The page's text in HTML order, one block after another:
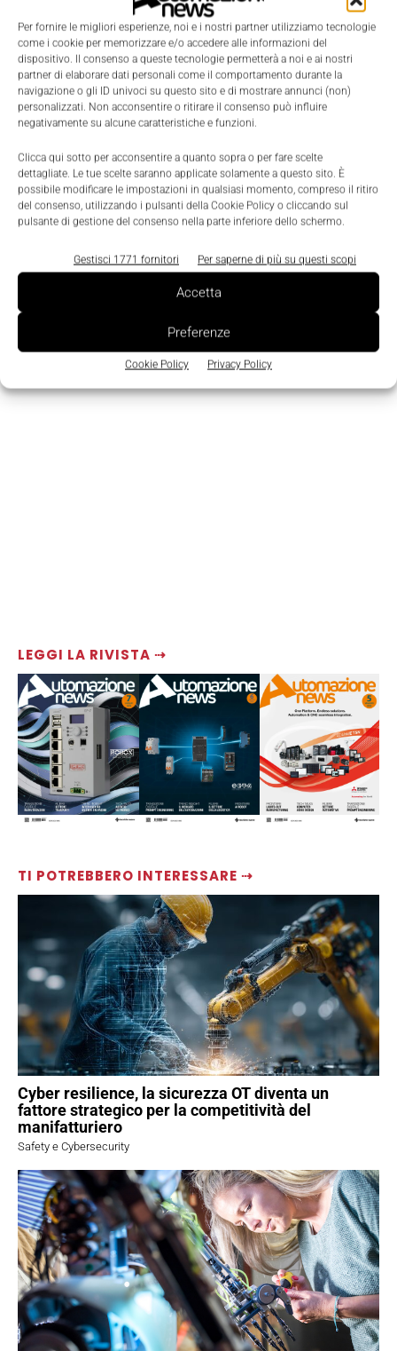
Per fornire le migliori esperienze, noi e i nostri partner utilizziamo tecnologie
come i cookie per memorizzare e/o accedere alle informazioni del
dispositivo. Il consenso a queste tecnologie permetterà a noi e ai nostri
partner di elaborare dati personali come il comportamento durante la
navigazione o gli ID univoci su questo sito e di mostrare annunci (non)
personalizzati. Non acconsentire o ritirare il consenso può influire
negativamente su alcune caratteristiche e funzioni.
Clicca qui sotto per acconsentire a quanto sopra o per fare scelte
dettagliate. Le tue scelte saranno applicate solamente a questo sito. È
possibile modificare le impostazioni in qualsiasi momento, compreso il ritiro
del consenso, utilizzando i pulsanti della Cookie Policy o cliccando sul
pulsante di gestione del consenso nella parte inferiore dello schermo.
Gestisci 1771 fornitori Per saperne di più su questi scopi
Accetta
Preferenze
Cookie Policy Privacy Policy
LEGGI LA RIVISTA ⇢
TI POTREBBERO INTERESSARE ⇢
Cyber resilience, la sicurezza OT diventa un
fattore strategico per la competitività del
manifatturiero
Safety e Cybersecurity
Alimentazione ad alta efficienza (<=95%) ed
economica
Design compatto e installazione estremamente veloce
Potenza dissipata ridotta per un consumo energetico
contenuto
Powerboost integrato
SCOPRI DI PIÙSULLA FAMIGLIA